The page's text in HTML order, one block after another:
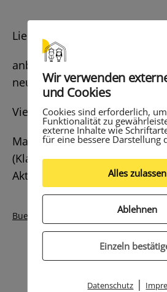
Liebe Eltern der Schule
anbei sende ich Ihnen den
neue Bücher-Tausch-
Viele Grüße
Marc Rosch und Nina
(Klassenlehrerin der 4b und
Aktion)
Buecher-Tausch-Raeumchen
Wir verwenden
und Cookies
Cookies sind erforderlich,
Funktionalität zu
externe Inhalte wie
für eine bessere Darstellung
Alles zulassen
Ablehnen
Einzeln
Datenschutz |